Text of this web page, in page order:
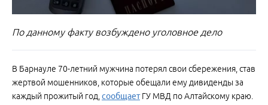
По данному факту возбуждено уголовное дело
В Барнауле 70-летний мужчина потерял свои сбережения, став
жертвой мошенников, которые обещали ему дивиденды за
каждый прожитый год,сообщаетГУ МВД по Алтайскому краю.